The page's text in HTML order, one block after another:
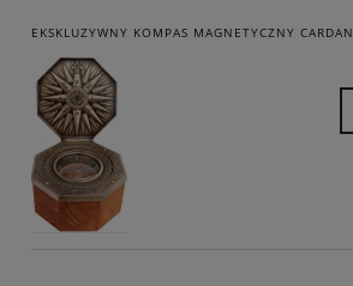
EKSKLUZYWNY KOMPAS MAGNETYCZNY CARDAN